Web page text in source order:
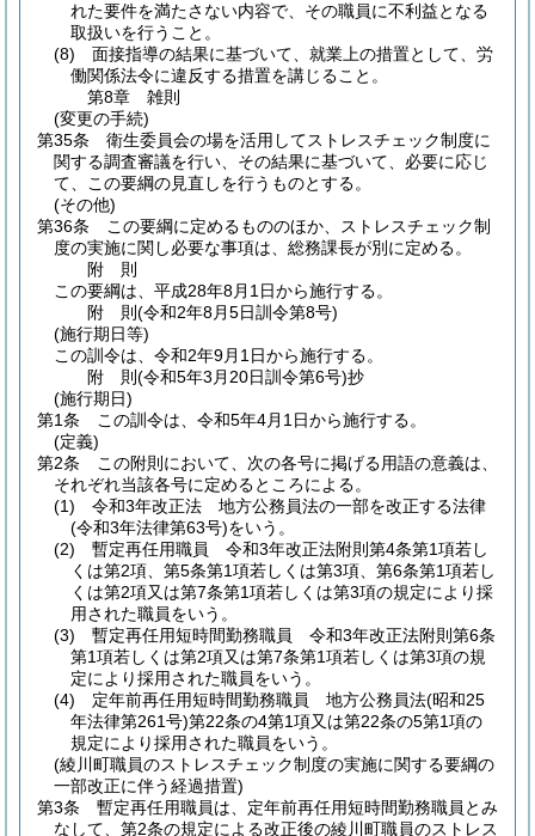
れた要件を満たさない内容で、その職員に不利益となる
取扱いを行うこと。
(8)
面接指導の結果に基づいて、就業上の措置として、労
働関係法令に違反する措置を講じること。
第8章
雑則
(変更の手続)
第35条
衛生委員会の場を活用してストレスチェック制度に
関する調査審議を行い、その結果に基づいて、必要に応じ
て、この要綱の見直しを行うものとする。
(その他)
第36条
この要綱に定めるもののほか、ストレスチェック制
度の実施に関し必要な事項は、総務課長が別に定める。
附 則
この要綱は、平成28年8月1日から施行する。
附 則(令和2年8月5日訓令第8号)
(施行期日等)
この訓令は、令和2年9月1日から施行する。
附 則(令和5年3月20日訓令第6号)抄
(施行期日)
第1条
この訓令は、令和5年4月1日から施行する。
(定義)
第2条
この附則において、次の各号に掲げる用語の意義は、
それぞれ当該各号に定めるところによる。
(1)
令和3年改正法 地方公務員法の一部を改正する法律
(令和3年法律第63号)をいう。
(2)
暫定再任用職員 令和3年改正法附則第4条第1項若し
くは第2項、第5条第1項若しくは第3項、第6条第1項若し
くは第2項又は第7条第1項若しくは第3項の規定により採
用された職員をいう。
(3)
暫定再任用短時間勤務職員 令和3年改正法附則第6条
第1項若しくは第2項又は第7条第1項若しくは第3項の規
定により採用された職員をいう。
(4)
定年前再任用短時間勤務職員 地方公務員法(昭和25
年法律第261号)第22条の4第1項又は第22条の5第1項の
規定により採用された職員をいう。
(綾川町職員のストレスチェック制度の実施に関する要綱の
一部改正に伴う経過措置)
第3条
暫定再任用職員は、定年前再任用短時間勤務職員とみ
なして、第2条の規定による改正後の綾川町職員のストレス